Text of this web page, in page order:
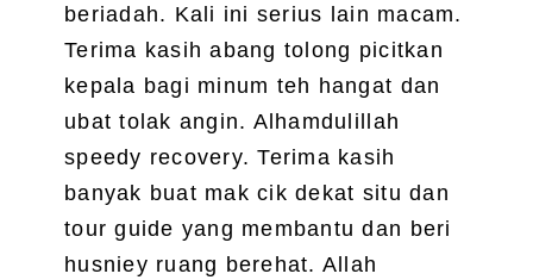
beriadah. Kali ini serius lain macam.
Terima kasih abang tolong picitkan
kepala bagi minum teh hangat dan
ubat tolak angin. Alhamdulillah
speedy recovery. Terima kasih
banyak buat mak cik dekat situ dan
tour guide yang membantu dan beri
husniey ruang berehat. Allah